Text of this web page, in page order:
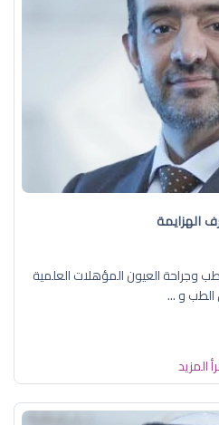
الهزايمة
وجراحة العيون المؤهلات العلمية
الطب و ...
المزيد